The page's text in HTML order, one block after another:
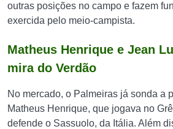
outras posições no campo e fazem
exercida pelo meio-campista.
Matheus Henrique e Jean
mira do Verdão
No mercado, o Palmeiras já sonda a
Matheus Henrique, que jogava no
defende o Sassuolo, da Itália. Além